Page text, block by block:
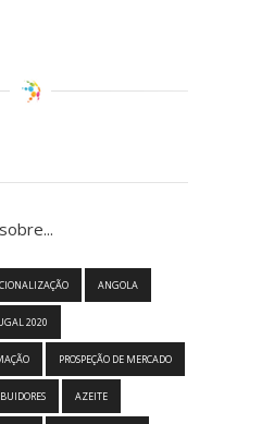
ANGOLA
2020
PROSPEÇÃO DE MERCADO
AZEITE